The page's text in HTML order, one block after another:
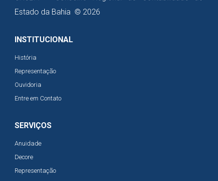
Estado da Bahia © 2026
INSTITUCIONAL
História
Representação
Ouvidoria
Entre em Contato
SERVIÇOS
Anuidade
Decore
Representação